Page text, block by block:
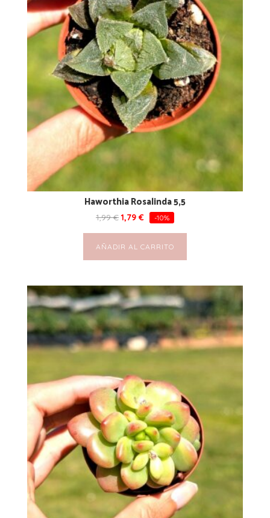
Haworthia Rosalinda 5,5
1,99€ 1,79 € -10%
AÑADIR AL CARRITO